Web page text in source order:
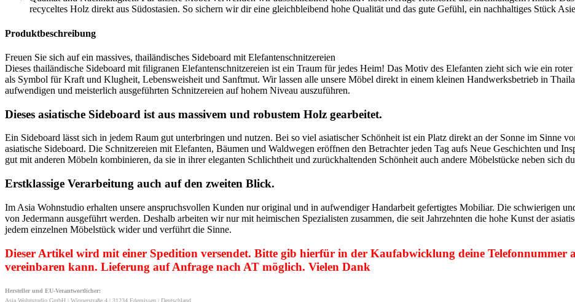
recyceltes Holz direkt aus Südostasien. So sichern wir dir eine gleichbleibend hohe Qualität und das gute Gefühl, ein nachhaltiges Stück
Produktbeschreibung
Freuen Sie sich auf ein massives, thailändisches Sideboard mit Elefantenschnitzereien
Dieses thailändische Sideboard mit filigranen Elefantenschnitzereien ist ein Traum für jedes Heim! Das Motiv des Elefanten zieht sich wie ein
als Symbol für Kraft und Klugheit, Lebensweisheit und Sanftmut. Wir lassen alle unsere Möbel direkt in einem kleinen Handwerksbetrieb in
aufwendigen und meisterlich ausgeführten Schnitzereien auf hohem Niveau auszuführen.
Dieses asiatische Sideboard ist aus massivem und robustem Holz gearbeitet.
Ein Sideboard lässt sich in jedem Raum gut unterbringen und nutzen. Bei so viel asiatischer Schönheit ist ein Platz direkt an der Sonne im Sinne
asiatische Sideboard. Die Schnitzereien mit Elefanten, Bäumen und Waldwegen eröffnen den Betrachter jeden Tag aufs Neue Geschichten und
gut mit anderen Möbeln kombinieren, da sie in ihrer eleganten Schlichtheit und zurückhaltenden Schönheit auch andere Möbelstücke neben sich
Erstklassige Verarbeitung auch auf den zweiten Blick.
Im Asia Wohnstudio erhalten unsere anspruchsvollen Kunden nur original und in aufwendiger Handarbeit gefertigtes Mobiliar. Die schwierigen
von Jedermann ausgeführt werden. Deshalb arbeiten wir nur mit heimischen Spezialisten zusammen, die seit Jahrzehnten die hohe Kunst der
jedem einzelnen Möbelstück wider und verführt die Sinne.
Dieser Artikel wird mit einer Spedition versendet. Bitte gib hierfür in der Kaufabwicklung deine
vereinbaren kann. Lieferung auf Anfrage nach AT möglich. Vielen Dank
Hersteller und EU-Verantwortlicher:
Asia Wohnstudio GmbH | Wipperstraße 4 | 31234 Edemissen | Deutschland